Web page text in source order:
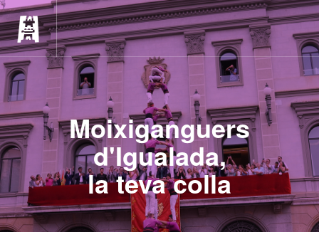
Moixiganguers
d'Igualada,
la teva colla